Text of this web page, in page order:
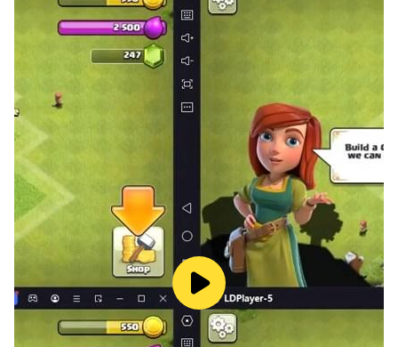
紙牌卡 - 克朗代克亮點：
♥ 經典遊戲
這是一款簡單易玩的免費紙牌遊戲，具有原始規則。您需要
將所有耐心卡按花色放置在基礎上。在樁之間移動大卡片並
使用庫存來解決克朗代克單人紙牌遊戲。耐心等待，提高你
的技能，盡可能多地獲得積分！
♥ 每日挑戰